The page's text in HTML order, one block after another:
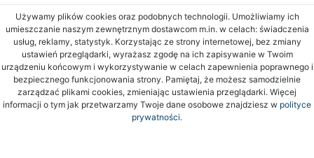
Używamy plików cookies oraz podobnych technologii. Umożliwiamy ich
umieszczanie naszym zewnętrznym dostawcom m.in. w celach: świadczenia
usług, reklamy, statystyk. Korzystając ze strony internetowej, bez zmiany
ustawień przeglądarki, wyrażasz zgodę na ich zapisywanie w Twoim
urządzeniu końcowym i wykorzystywanie w celach zapewnienia poprawnego i
bezpiecznego funkcjonowania strony. Pamiętaj, że możesz samodzielnie
zarządzać plikami cookies, zmieniając ustawienia przeglądarki. Więcej
informacji o tym jak przetwarzamy Twoje dane osobowe znajdziesz w polityce
prywatności.